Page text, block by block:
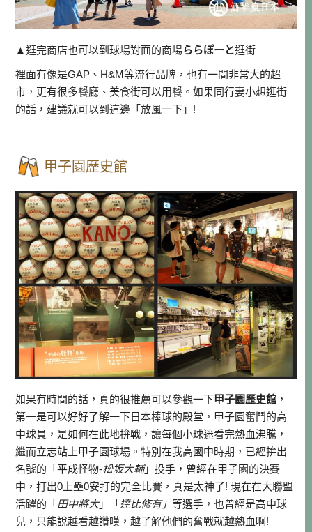
▲逛完商店也可以到球場對面的商場ららぽーと逛街
裡面有像是GAP、H&M等流行品牌，也有一間非常大的超
市，更有很多餐廳、美食街可以用餐。如果同行妻小想逛街
的話，建議就可以到這邊「放風一下」!
甲子園歷史館
如果有時間的話，真的很推薦可以參觀一下甲子園歷史館 ，
第一是可以好好了解一下日本棒球的殿堂，甲子園奮鬥的高
中球員，是如何在此地拚戰，讓每個小球迷看完熱血沸騰，
繼而立志站上甲子園球場。特別在我高國中時期，已經拚出
名號的「平成怪物-松坂大輔」投手，曾經在甲子園的決賽
中，打出0上壘0安打的完全比賽，真是太神了! 現在在大聯盟
活躍的「 田中將大」「 達比修有」等選手，也曾經是高中球
兒，只能說越看越讚嘆，越了解他們的奮戰就越熱血啊!